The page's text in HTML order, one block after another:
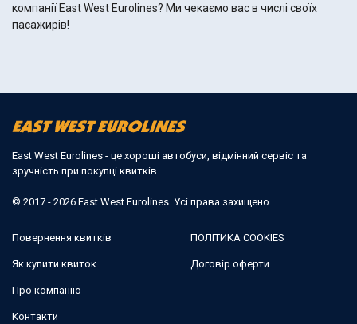
компанії East West Eurolines? Ми чекаємо вас в числі своїх
пасажирів!
East West Eurolines - це хороші автобуси, відмінний сервіс та
зручність при покупці квитків
© 2017 - 2026 East West Eurolines. Усі права захищено
Повернення квитків
Як купити квиток
Про компанію
Контакти
ПОЛІТИКА COOKIES
Договір оферти